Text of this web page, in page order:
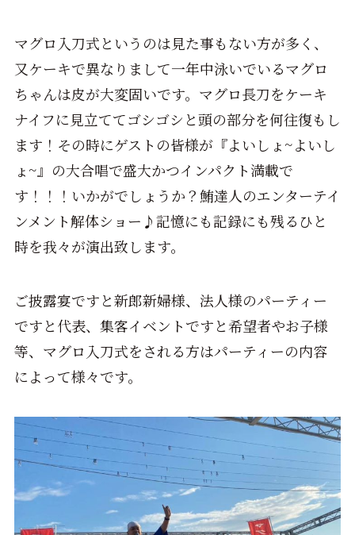
マグロ入刀式というのは見た事もない方が多く、
又ケーキで異なりまして一年中泳いでいるマグロ
ちゃんは皮が大変固いです。マグロ長刀をケーキ
ナイフに見立ててゴシゴシと頭の部分を何往復もし
ます！その時にゲストの皆様が『よいしょ~よいし
ょ~』の大合唱で盛大かつインパクト満載で
す！！！いかがでしょうか？鮪達人のエンターテイ
ンメント解体ショー♪記憶にも記録にも残るひと
時を我々が演出致します。
ご披露宴ですと新郎新婦様、法人様のパーティー
ですと代表、集客イベントですと希望者やお子様
等、マグロ入刀式をされる方はパーティーの内容
によって様々です。